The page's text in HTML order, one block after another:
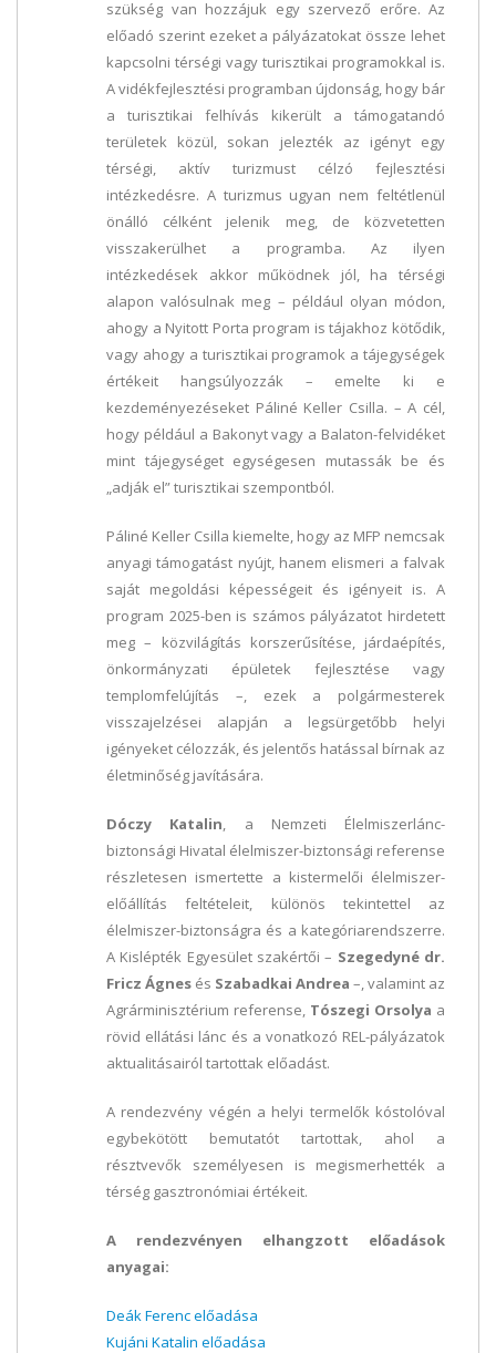
szükség van hozzájuk egy szervező erőre. Az
előadó szerint ezeket a pályázatokat össze lehet
kapcsolni térségi vagy turisztikai programokkal is.
A vidékfejlesztési programban újdonság, hogy bár
a turisztikai felhívás kikerült a támogatandó
területek közül, sokan jelezték az igényt egy
térségi, aktív turizmust célzó fejlesztési
intézkedésre. A turizmus ugyan nem feltétlenül
önálló célként jelenik meg, de közvetetten
visszakerülhet a programba. Az ilyen
intézkedések akkor működnek jól, ha térségi
alapon valósulnak meg – például olyan módon,
ahogy a Nyitott Porta program is tájakhoz kötődik,
vagy ahogy a turisztikai programok a tájegységek
értékeit hangsúlyozzák – emelte ki e
kezdeményezéseket Páliné Keller Csilla. – A cél,
hogy például a Bakonyt vagy a Balaton-felvidéket
mint tájegységet egységesen mutassák be és
„adják el” turisztikai szempontból.
Páliné Keller Csilla kiemelte, hogy az MFP nemcsak
anyagi támogatást nyújt, hanem elismeri a falvak
saját megoldási képességeit és igényeit is. A
program 2025-ben is számos pályázatot hirdetett
meg – közvilágítás korszerűsítése, járdaépítés,
önkormányzati épületek fejlesztése vagy
templomfelújítás –, ezek a polgármesterek
visszajelzései alapján a legsürgetőbb helyi
igényeket célozzák, és jelentős hatással bírnak az
életminőség javítására.
Dóczy Katalin , a Nemzeti Élelmiszerlánc-
biztonsági Hivatal élelmiszer-biztonsági referense
részletesen ismertette a kistermelői élelmiszer-
előállítás feltételeit, különös tekintettel az
élelmiszer-biztonságra és a kategóriarendszerre.
A Kislépték Egyesület szakértői – Szegedyné dr.
Fricz Ágnes és Szabadkai Andrea –, valamint az
Agrárminisztérium referense, Tószegi Orsolya a
rövid ellátási lánc és a vonatkozó REL-pályázatok
aktualitásairól tartottak előadást.
A rendezvény végén a helyi termelők kóstolóval
egybekötött bemutatót tartottak, ahol a
résztvevők személyesen is megismerhették a
térség gasztronómiai értékeit.
A rendezvényen elhangzott előadások
anyagai:
Deák Ferenc előadása
Kujáni Katalin előadása